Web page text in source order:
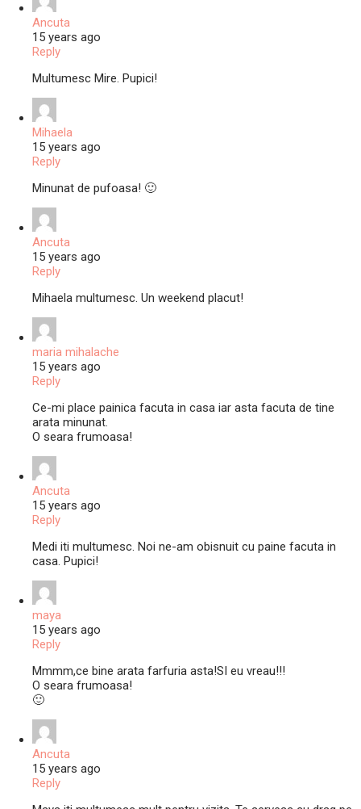
Ancuta
15 years ago
Reply
Multumesc Mire. Pupici!
Mihaela
15 years ago
Reply
Minunat de pufoasa! 🙂
Ancuta
15 years ago
Reply
Mihaela multumesc. Un weekend placut!
maria mihalache
15 years ago
Reply
Ce-mi place painica facuta in casa iar asta facuta de tine
arata minunat.
O seara frumoasa!
Ancuta
15 years ago
Reply
Medi iti multumesc. Noi ne-am obisnuit cu paine facuta in
casa. Pupici!
maya
15 years ago
Reply
Mmmm,ce bine arata farfuria asta!SI eu vreau!!!
O seara frumoasa!
🙂
Ancuta
15 years ago
Reply